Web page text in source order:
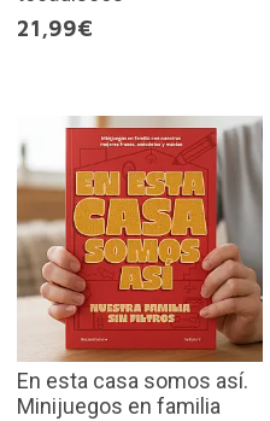
21,99€
En esta casa somos así.
Minijuegos en familia